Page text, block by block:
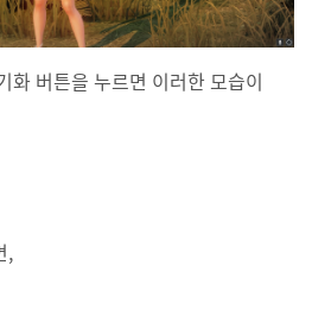
화 버튼을 누르면 이러한 모습이
,